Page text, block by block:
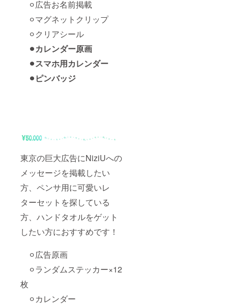
⚪︎広告お名前掲載
⚪︎マグネットクリップ
⚪︎クリアシール
⚫︎カレンダー原画
⚫︎スマホ用カレンダー
⚫︎ピンバッジ
東京の巨大広告にNiziUへの
メッセージを掲載したい
方、ペンサ用に可愛いレ
ターセットを探している
方、ハンドタオルをゲット
したい方におすすめです！
⚪︎広告原画
⚪︎ランダムステッカー×12
枚
⚪︎カレンダー